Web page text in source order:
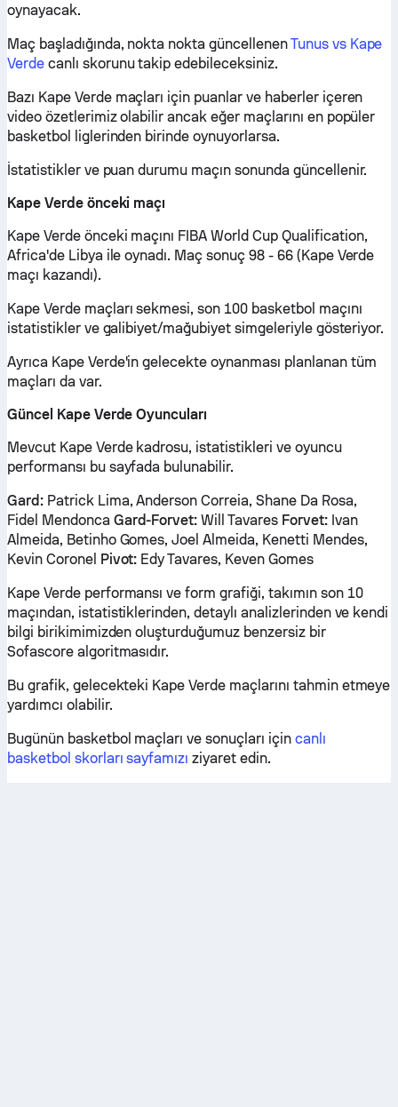
oynayacak.
Maç başladığında, nokta nokta güncellenenTunus vs Kape
Verdecanlı skorunu takip edebileceksiniz.
Bazı Kape Verde maçları için puanlar ve haberler içeren
video özetlerimiz olabilir ancak eğer maçlarını en popüler
basketbol liglerinden birinde oynuyorlarsa.
İstatistikler ve puan durumu maçın sonunda güncellenir.
Kape Verde önceki maçı
Kape Verde önceki maçını FIBA World Cup Qualification,
Africa'de Libya ile oynadı. Maç sonuç 98 - 66 (Kape Verde
maçı kazandı).
Kape Verde maçları sekmesi, son 100 basketbol maçını
istatistikler ve galibiyet/mağubiyet simgeleriyle gösteriyor.
Ayrıca Kape Verde'in gelecekte oynanması planlanan tüm
maçları da var.
Güncel Kape Verde Oyuncuları
Mevcut Kape Verde kadrosu, istatistikleri ve oyuncu
performansı bu sayfada bulunabilir.
Gard:Patrick Lima, Anderson Correia, Shane Da Rosa,
Fidel Mendonca Gard-Forvet: Will Tavares Forvet:Ivan
Almeida, Betinho Gomes, Joel Almeida, Kenetti Mendes,
Kevin Coronel Pivot: Edy Tavares, Keven Gomes
Kape Verde performansı ve form grafiği, takımın son 10
maçından, istatistiklerinden, detaylı analizlerinden ve kendi
bilgi birikimimizden oluşturduğumuz benzersiz bir
Sofascore algoritmasıdır.
Bu grafik, gelecekteki Kape Verde maçlarını tahmin etmeye
yardımcı olabilir.
Bugünün basketbol maçları ve sonuçları için canlı
basketbol skorları sayfamızı ziyaret edin.